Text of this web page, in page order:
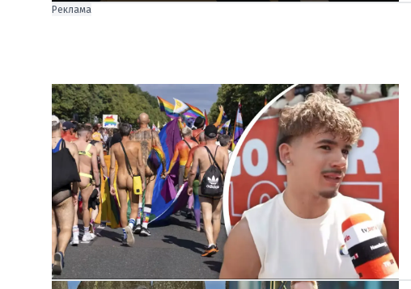
Реклама